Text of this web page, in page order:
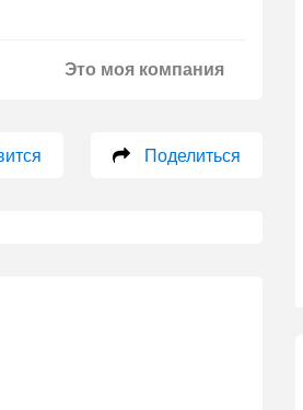
Это моя компания
Поделиться